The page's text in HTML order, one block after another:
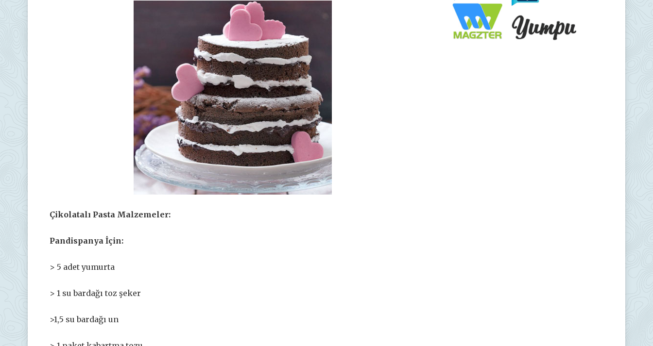
Çikolatalı Pasta Malzemeler:
Pandispanya İçin:
> 5 adet yumurta
> 1 su bardağı toz şeker
>1,5 su bardağı un